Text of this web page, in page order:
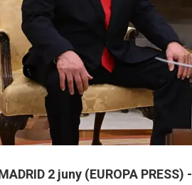
2 juny (EUROPA PRESS) -